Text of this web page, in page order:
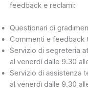
feedback e reclami:
Questionari di
Commenti e feedback
Servizio di segreteria
al venerdì dalle 9.30
Servizio di assistenza
al venerdì dalle 9.30